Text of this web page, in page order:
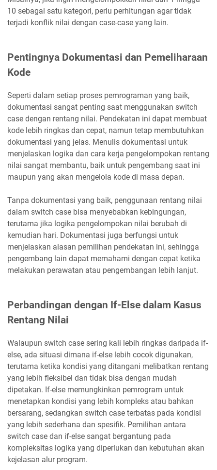
10 sebagai satu kategori, perlu perhitungan agar tidak
terjadi konflik nilai dengan case-case yang lain.
Pentingnya Dokumentasi dan Pemeliharaan
Kode
Seperti dalam setiap proses pemrograman yang baik,
dokumentasi sangat penting saat menggunakan switch
case dengan rentang nilai. Pendekatan ini dapat membuat
kode lebih ringkas dan cepat, namun tetap membutuhkan
dokumentasi yang jelas. Menulis dokumentasi untuk
menjelaskan logika dan cara kerja pengelompokan rentang
nilai sangat membantu, baik untuk pengembang saat ini
maupun yang akan mengelola kode di masa depan.
Tanpa dokumentasi yang baik, penggunaan rentang nilai
dalam switch case bisa menyebabkan kebingungan,
terutama jika logika pengelompokan nilai berubah di
kemudian hari. Dokumentasi juga berfungsi untuk
menjelaskan alasan pemilihan pendekatan ini, sehingga
pengembang lain dapat memahami dengan cepat ketika
melakukan perawatan atau pengembangan lebih lanjut.
Perbandingan dengan If-Else dalam Kasus
Rentang Nilai
Walaupun switch case sering kali lebih ringkas daripada if-
else, ada situasi dimana if-else lebih cocok digunakan,
terutama ketika kondisi yang ditangani melibatkan rentang
yang lebih fleksibel dan tidak bisa dengan mudah
dipetakan. If-else memungkinkan pemrogram untuk
menetapkan kondisi yang lebih kompleks atau bahkan
bersarang, sedangkan switch case terbatas pada kondisi
yang lebih sederhana dan spesifik. Pemilihan antara
switch case dan if-else sangat bergantung pada
kompleksitas logika yang diperlukan dan kebutuhan akan
kejelasan alur program.